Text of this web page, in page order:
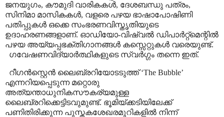
ജനയുഗം, കൗമുദി വാരികകൾ, ദേശബന്ധു പത്രം,
സിനിമാ മാസികകൾ, വളരെ പഴയ ഭാഷാപോഷിണി
പതിപ്പുകൾ ഒക്കെ സംഭരണവിസ്തൃതിയുടെ
ഉദാഹരണങ്ങളാണ്. ഓഡിയോ-വിഷ്വൽ ഡിപാർറ്റ്മെന്റിൽ
പഴയ അയ്യപ്പഭക്തിഗാനങ്ങൾ കസ്സെറ്റുകൾ വരെയുണ്ട്.
ഗവേഷണവിദ്യാർത്ഥികളുടെ സ്വർഗ്ഗം തന്നെ ഇത്.
റീഗൻസ്റ്റെൻ ലൈബ്രറിയോടടുത്ത്‘The Bubble’
എന്നറിയപ്പെടുന്ന മറ്റൊരു
അത്യന്താധുനികസൗകര്യമുള്ള
ലൈബ്രറിക്കെട്ടിടവുമുണ്ട്. ഭൂമിയ്ക്കടിയിലേക്ക്
പണിതിരിക്കുന്ന പുസ്തകശേഖരമുറികളിൽ നിന്ന്